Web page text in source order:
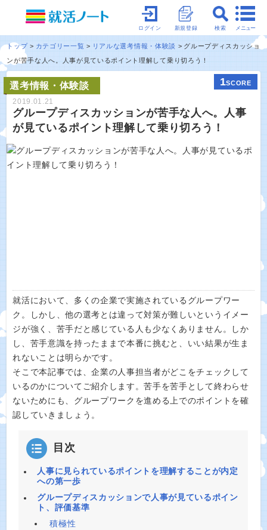
メニュー
検索
新規登録
ログイン
トップ カテゴリー一覧 リアルな選考情報・体験談
グループディスカッショ
ンが苦手な人へ。人事が見ているポイント理解して乗り切ろう！
選考情報・体験談 1SCORE
2019.01.21
グループディスカッションが苦手な人へ。人事
が見ているポイント理解して乗り切ろう！
就活において、多くの企業で実施されているグループワー
ク。しかし、他の選考とは違って対策が難しいというイメー
ジが強く、苦手だと感じている人も少なくありません。しか
し、苦手意識を持ったままで本番に挑むと、いい結果が生ま
れないことは明らかです。
そこで本記事では、企業の人事担当者がどこをチェックして
いるのかについてご紹介します。苦手を苦手として終わらせ
ないためにも、グループワークを進める上でのポイントを確
認していきましょう。
目次
人事に見られているポイントを理解することが内定
への第一歩
グループディスカッションで人事が見ているポイン
ト、評価基準
積極性